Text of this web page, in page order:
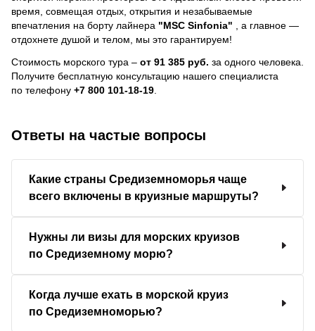
время, совмещая отдых, открытия и незабываемые
впечатления на борту лайнера "MSC Sinfonia"
, a главное —
отдохнете душой и телом, мы это гарантируем!
Стоимость морского тура – от 91 385 руб. за одного человека.
Получите бесплатную консультацию нашего специалиста
по телефону +7 800 101-18-19
Ответы на частые вопросы
Какие страны Средиземноморья чаще
всего включены в круизные маршруты?
Нужны ли визы для морских круизов
по Средиземному морю?
Когда лучше ехать в морской круиз
по Средиземноморью?